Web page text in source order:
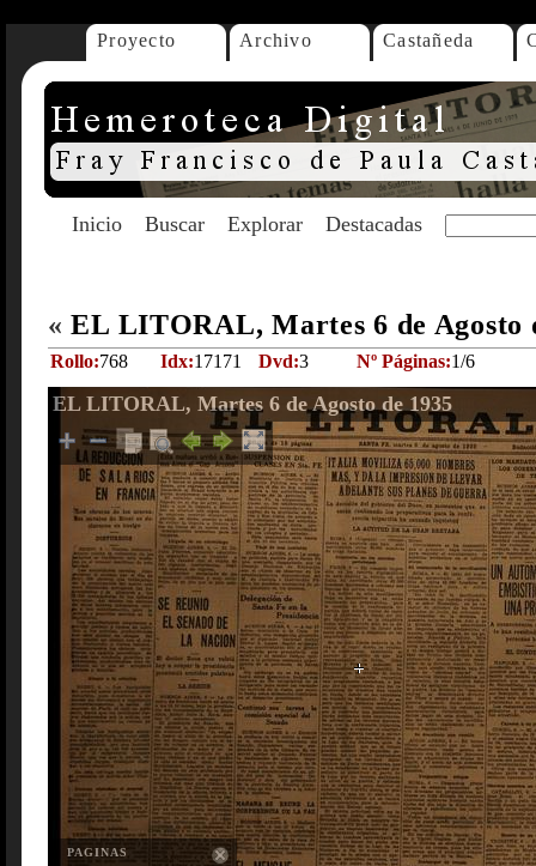
Proyecto Archivo Castañeda
Inicio Buscar Explorar Destacadas
« EL LITORAL, Martes 6 de Agosto
Rollo:768 Idx:17171 Dvd:3 Nº Páginas:1/6
EL LITORAL, Martes 6 de Agosto de 1935
PAGINAS